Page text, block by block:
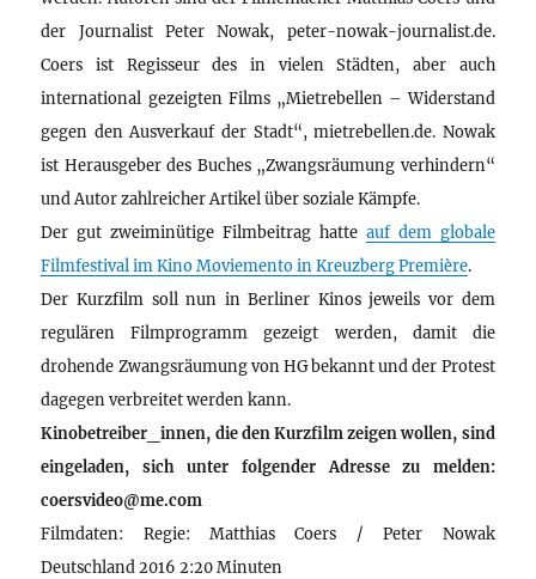
der Journalist Peter Nowak, peter-nowak-journalist.de.
Coers ist Regisseur des in vielen Städten, aber auch
international gezeigten Films „Mietrebellen – Widerstand
gegen den Ausverkauf der Stadt“, mietrebellen.de. Nowak
ist Herausgeber des Buches „Zwangsräumung verhindern“
und Autor zahlreicher Artikel über soziale Kämpfe.
Der gut zweiminütige Filmbeitrag hatte auf dem globale
Filmfestival im Kino Moviemento in Kreuzberg Première.
Der Kurzfilm soll nun in Berliner Kinos jeweils vor dem
regulären Filmprogramm gezeigt werden, damit die
drohende Zwangsräumung von HG bekannt und der Protest
dagegen verbreitet werden kann.
Kinobetreiber_innen, die den Kurzfilm zeigen wollen, sind
eingeladen, sich unter folgender Adresse zu melden:
coersvideo@me.com
Filmdaten: Regie: Matthias Coers / Peter Nowak
Deutschland 2016 2:20 Minuten